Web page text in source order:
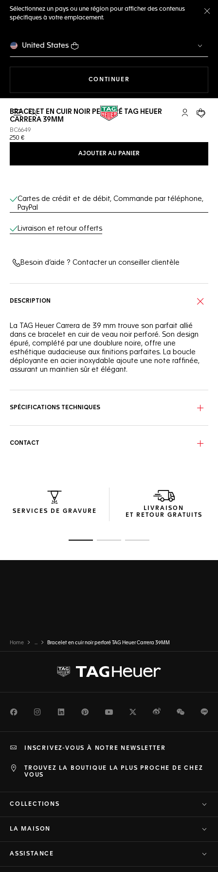
Sélectionnez un pays ou une région pour afficher des contenus
spécifiques à votre emplacement.
United States
CONTINUER
Ouvrir la barre de recherche Compte My
Votre
BRACELET EN CUIR NOIR PERFORÉ TAG HEUER
CARRERA 39MM
BC6649
250 €
AJOUTER AU PANIER
Services en ligne
Cartes de crédit et de débit, Commande par téléphone,
PayPal
Livraison et retour offerts
Besoin d’aide ? Contacter un conseiller clientèle
DESCRIPTION
La TAG Heuer Carrera de 39 mm trouve son parfait allié
dans ce bracelet en cuir de veau noir perforé. Son design
épuré, complété par une doublure noire, offre une
esthétique audacieuse aux finitions parfaites. La boucle
déployante en acier inoxydable ajoute une note raffinée,
assurant un maintien sûr et élégant.
SPÉCIFICATIONS TECHNIQUES
CONTACT
SERVICES DE GRAVURE
LIVRAISON
ET RETOUR GRATUITS
Home ... Bracelet en cuir noir perforé TAG Heuer Carrera 39MM
FacebookInstagramLinkedInPinterestYoutubeTwitterWeiboWeChat
TROUVEZ LA BOUTIQUE LA PLUS PROCHE DE CHEZ
VOUS
INSCRIVEZ-VOUS À NOTRE NEWSLETTER
COLLECTIONS
LA MAISON
ASSISTANCE